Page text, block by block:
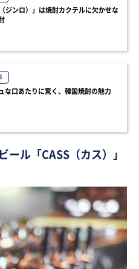
ジンロ）」は焼酎カクテルに欠かせな
な口あたりに驚く、韓国焼酎の魅力
ール「CASS（カス）」